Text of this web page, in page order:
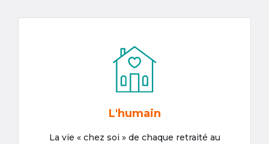
L'humain
La vie « chez soi » de chaque retraité au